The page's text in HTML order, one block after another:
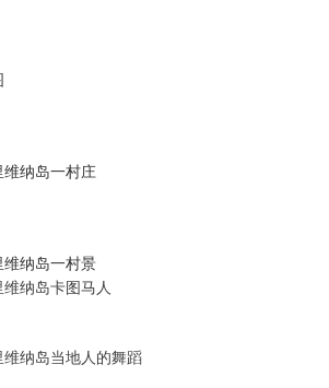
纳岛一村庄
纳岛一村景
纳岛卡图马人
纳岛当地人的舞蹈